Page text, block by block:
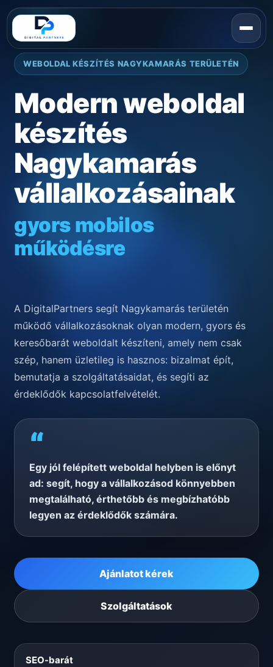
WEBOLDAL KÉSZÍTÉS NAGYKAMARÁS TERÜLETÉN
Modern weboldal
készítés
Nagykamarás
vállalkozásainak
gyors mobilos
működésre
A DigitalPartners segít Nagykamarás területén
működő vállalkozásoknak olyan modern, gyors és
keresőbarát weboldalt készíteni, amely nem csak
szép, hanem üzletileg is hasznos: bizalmat épít,
bemutatja a szolgáltatásaidat, és segíti az
érdeklődők kapcsolatfelvételét.
“
Egy jól felépített weboldal helyben is előnyt
ad: segít, hogy a vállalkozásod könnyebben
megtalálható, érthetőbb és megbízhatóbb
legyen az érdeklődők számára.
Ajánlatot kérek
Szolgáltatások
SEO-barát